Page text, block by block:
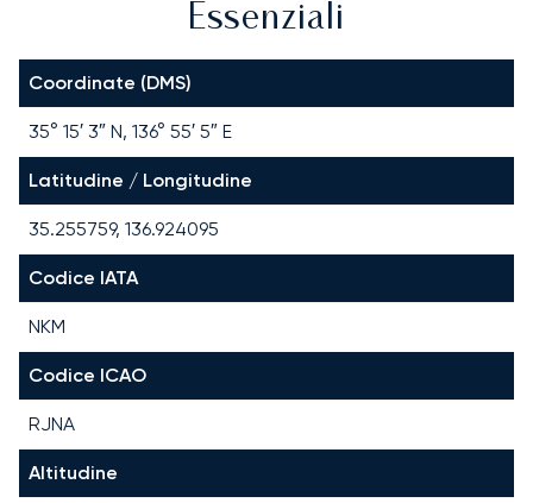
Essenziali
Coordinate (DMS)
35° 15′ 3″ N, 136° 55′ 5″ E
Latitudine / Longitudine
35.255759, 136.924095
Codice IATA
NKM
Codice ICAO
RJNA
Altitudine